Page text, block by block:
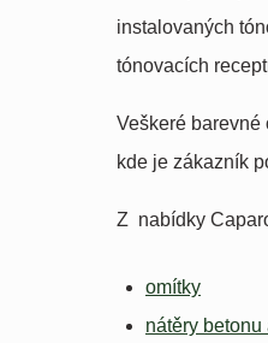
instalovaných
tónovacích
Veškeré barevné
kde je zákazník
Z nabídky
omítky
nátěry betonu